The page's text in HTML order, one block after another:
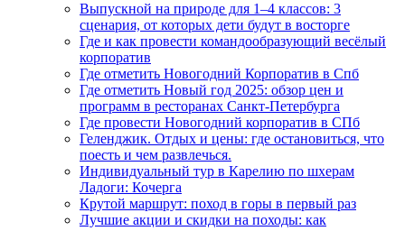
Выпускной на природе для 1–4 классов: 3
сценария, от которых дети будут в восторге
Где и как провести командообразующий весёлый
корпоратив
Где отметить Новогодний Корпоратив в Спб
Где отметить Новый год 2025: обзор цен и
программ в ресторанах Санкт-Петербурга
Где провести Новогодний корпоратив в СПб
Геленджик. Отдых и цены: где остановиться, что
поесть и чем развлечься.
Индивидуальный тур в Карелию по шхерам
Ладоги: Кочерга
Крутой маршрут: поход в горы в первый раз
Лучшие акции и скидки на походы: как